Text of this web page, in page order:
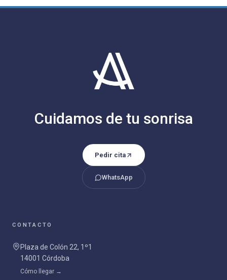
Cuidamos de tu sonrisa
Pedir cita
WhatsApp
CONTACTO
Plaza de Colón 22, 1º1
14001 Córdoba
Cómo llegar →